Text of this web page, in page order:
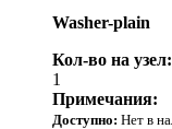
Washer-plain
Кол-во на узел:
1
Примечания:
Доступно: Нет в